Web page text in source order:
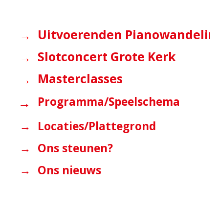
→ Uitvoerenden
→ Slotconcert Grote Kerk
→ Masterclasses
→
Programma/Speelschema
→
Locaties/Plattegrond
→
Ons steunen?
→
Ons nieuws